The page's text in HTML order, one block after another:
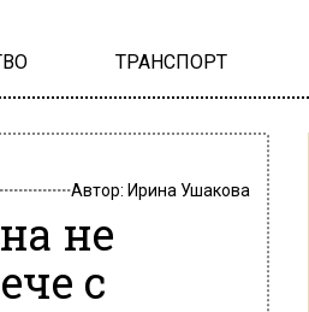
ТРАНСПОРТ
Автор: Ирина Ушакова
не
с